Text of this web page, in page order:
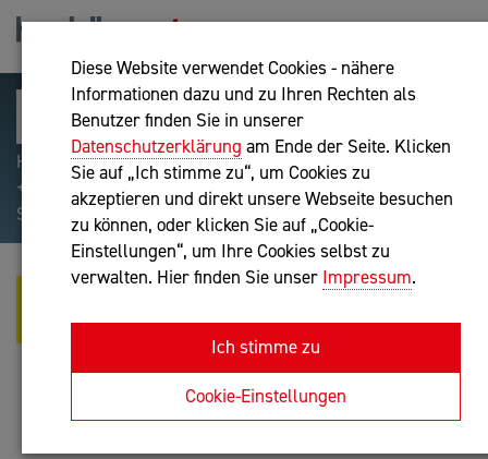
Diese Website verwendet Cookies - nähere
Informationen dazu und zu Ihren Rechten als
Benutzer finden Sie in unserer
Datenschutzerklärung am Ende der Seite. Klicken
Sie auf „Ich stimme zu“, um Cookies zu
akzeptieren und direkt unsere Webseite besuchen
zu können, oder klicken Sie auf „Cookie-
Einstellungen“, um Ihre Cookies selbst zu
verwalten. Hier finden Sie unser Impressum.
Ich stimme zu
Cookie-Einstellungen
Hilfreiche Suchparameter: Begriff einschließen:
+webshop, Begriff ausschließen: -webshop, Exakter
Suchbegriff: "internet of things"
APPTIMAL SOFTWARELÖSUNGEN
E.U. - >> CREATING APPS
IT-Dienstleistung
Anfrage oder Rückruf